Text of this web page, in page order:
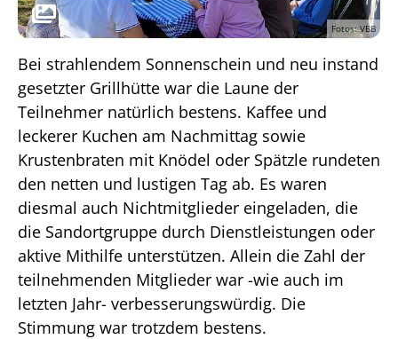
Fotos: VBB
Bei strahlendem Sonnenschein und neu instand
gesetzter Grillhütte war die Laune der
Teilnehmer natürlich bestens. Kaffee und
leckerer Kuchen am Nachmittag sowie
Krustenbraten mit Knödel oder Spätzle rundeten
den netten und lustigen Tag ab. Es waren
diesmal auch Nichtmitglieder eingeladen, die
die Sandortgruppe durch Dienstleistungen oder
aktive Mithilfe unterstützen. Allein die Zahl der
teilnehmenden Mitglieder war -wie auch im
letzten Jahr- verbesserungswürdig. Die
Stimmung war trotzdem bestens.